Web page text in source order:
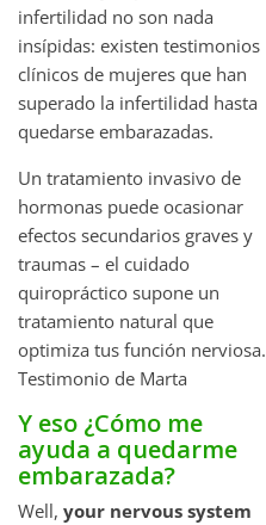
infertilidad no son nada
insípidas: existen testimonios
clínicos de mujeres que han
superado la infertilidad hasta
quedarse embarazadas.
Un tratamiento invasivo de
hormonas puede ocasionar
efectos secundarios graves y
traumas – el cuidado
quiropráctico supone un
tratamiento natural que
optimiza tus función nerviosa.
Testimonio de Marta
Y eso ¿Cómo me
ayuda a quedarme
embarazada?
Well, your nervous system